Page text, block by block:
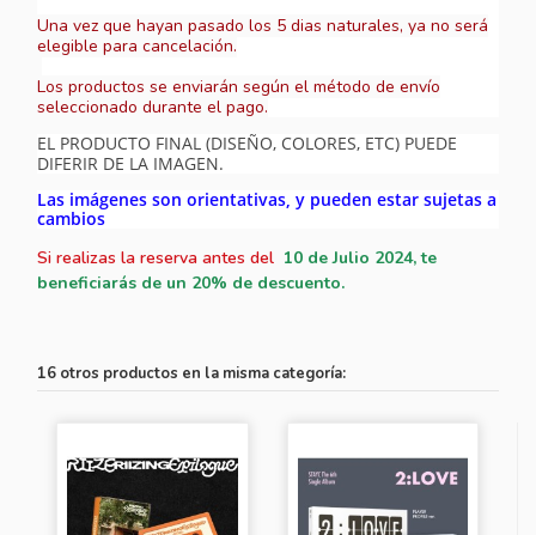
Una vez que hayan pasado los 5 dias naturales, ya no será
elegible para cancelación.
Los productos se enviarán según el método de envío
seleccionado durante el pago.
EL PRODUCTO FINAL (DISEÑO, COLORES, ETC) PUEDE
DIFERIR DE LA IMAGEN.
Las imágenes son orientativas, y pueden estar sujetas a
cambios
Si realizas la reserva antes del 10 de Julio 2024, te
beneficiarás de un 20% de descuento.
16 otros productos en la misma categoría: